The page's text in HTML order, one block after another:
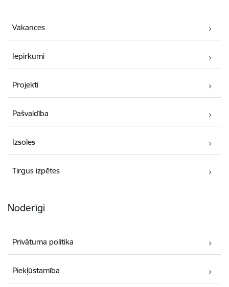
Vakances
Iepirkumi
Projekti
Pašvaldība
Izsoles
Tirgus izpētes
Noderīgi
Privātuma politika
Piekļūstamība